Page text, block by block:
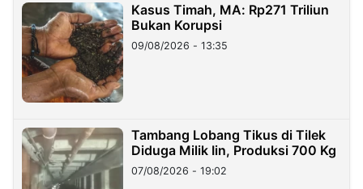
Kasus Timah, MA: Rp271 Triliun
Bukan Korupsi
09/08/2026 - 13:35
Tambang Lobang Tikus di Tilek
Diduga Milik Iin, Produksi 700 Kg
07/08/2026 - 19:02